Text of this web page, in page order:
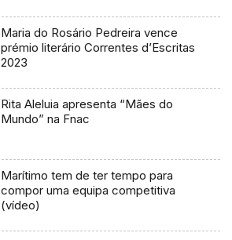
Maria do Rosário Pedreira vence
prémio literário Correntes d’Escritas
2023
Rita Aleluia apresenta “Mães do
Mundo” na Fnac
Marítimo tem de ter tempo para
compor uma equipa competitiva
(vídeo)